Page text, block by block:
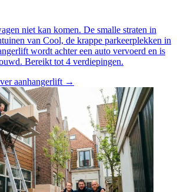
niet kan komen. De smalle straten in
van Cool, de krappe parkeerplekken in
wordt achter een auto vervoerd en is
Bereikt tot 4 verdiepingen.
aanhangerlift →